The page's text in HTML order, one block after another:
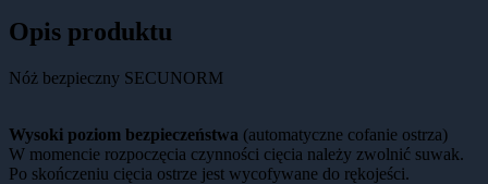
Opis produktu
Nóż bezpieczny SECUNORM
Wysoki poziom bezpieczeństwa (automatyczne cofanie ostrza)
W momencie rozpoczęcia czynności cięcia należy zwolnić suwak.
Po skończeniu cięcia ostrze jest wycofywane do rękojeści.